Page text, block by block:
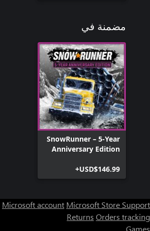
مضمنة في
SnowRunner – 5-Year
Anniversary Edition
USD$146.99+
Microsoft account Microsoft Store Support
Returns Orders tracking
Games